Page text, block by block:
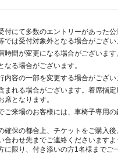
付にて多数のエントリーがあった公
では受付対象外となる場合がござい
間が変更になる場合がございます
る場合がございます。
容の一部を変更する場合がござい
まれる場合がございます。着席指
席となります。
ご来場のお客様には、車椅子専用の
確保の都合上、チケットをご購入
合わせ先までご連絡くださいますよ
に限り、付き添いの方1名様までご